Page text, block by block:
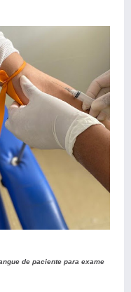
de paciente para exame